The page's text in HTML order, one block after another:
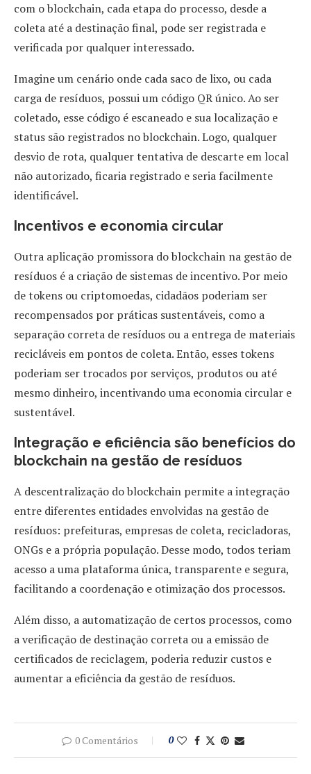
com o blockchain, cada etapa do processo, desde a
coleta até a destinação final, pode ser registrada e
verificada por qualquer interessado.
Imagine um cenário onde cada saco de lixo, ou cada
carga de resíduos, possui um código QR único. Ao ser
coletado, esse código é escaneado e sua localização e
status são registrados no blockchain. Logo, qualquer
desvio de rota, qualquer tentativa de descarte em local
não autorizado, ficaria registrado e seria facilmente
identificável.
Incentivos e economia circular
Outra aplicação promissora do blockchain na gestão de
resíduos é a criação de sistemas de incentivo. Por meio
de tokens ou criptomoedas, cidadãos poderiam ser
recompensados por práticas sustentáveis, como a
separação correta de resíduos ou a entrega de materiais
recicláveis em pontos de coleta. Então, esses tokens
poderiam ser trocados por serviços, produtos ou até
mesmo dinheiro, incentivando uma economia circular e
sustentável.
Integração e eficiência são benefícios do
blockchain na gestão de resíduos
A descentralização do blockchain permite a integração
entre diferentes entidades envolvidas na gestão de
resíduos: prefeituras, empresas de coleta, recicladoras,
ONGs e a própria população. Desse modo, todos teriam
acesso a uma plataforma única, transparente e segura,
facilitando a coordenação e otimização dos processos.
Além disso, a automatização de certos processos, como
a verificação de destinação correta ou a emissão de
certificados de reciclagem, poderia reduzir custos e
aumentar a eficiência da gestão de resíduos.
0 Comentários 0